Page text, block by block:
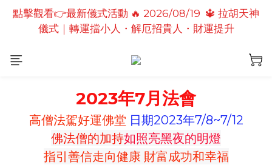
點擊觀看👉最新儀式活動🔥2026/08/19 💗2026七夕
情定善緣桃花燈｜泰國高僧祈願點燈儀式
點擊觀看👉最新儀式活動 🔥 2026/08/19  🔱 拉胡天神
儀式｜轉運擋小人・解厄招貴人・財運提升
點擊觀看👉最新儀式活動🔥 2026/08/31 💖愛神儀式
點擊觀看👉最新儀式活動🔥2026/08/19 💗2026七夕
情定善緣桃花燈｜泰國高僧祈願點燈儀式
2023年7月法會
高僧法駕好運佛堂 日期2023年7/8~7/12
佛法僧的加持如照亮黑夜的明燈
指引善信走向健康 財富成功和幸福